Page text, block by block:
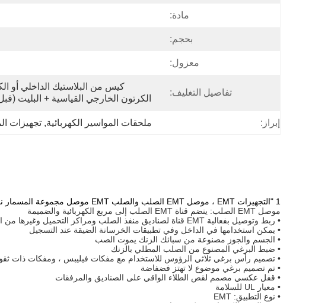
مادة:
بحجم:
معزول:
تفاصيل التغليف:
الكرتون الخارجي القياسية + البليت
إبراز: ملحقات المواسير الكهربائية, تجهيزات
1 "التجهيزات EMT ، موصل EMT الصلب والصلب EMT موصل مجموعة المسمار نوع
موصل EMT الصلب: ينضم قناة EMT الصلب إلى مربع الكهربائية والضميمة
• ربط وتوصيل بفعالية EMT قناة لصناديق منفذ الصلب ومراكز التحميل وغيرها من العبوات المعدنية
• يمكن استخدامها في الداخل وفي تطبيقات الخرسانة الضيقة عند التسجيل
• الجسم والجوز مصنوعة من سبائك الزنك يموت الصب
• ضبط البرغي المصنوع من الصلب المطلي بالزنك
• تصميم رأس برغي ثلاثي الرؤوس للاستخدام مع مفكات فيليبس ، ومفكات ذات
• تم تصميم برغي موضوع لا تهتز فضفاضة
• قفل عكسي مصمم لقص الطلاء الواقي على الصناديق والمرفقات
• معيار UL للسلامة
• نوع التطبيق: EMT